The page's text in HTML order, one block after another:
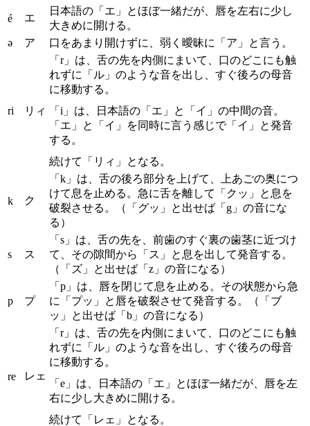
é エ
日本語の「エ」とほぼ一緒だが、唇を左右に少し
大きめに開ける。
ə
ア 口をあまり開けずに、弱く曖昧に「ア」と言う。
ri リィ
「r」は、舌の先を内側にまいて、口のどこにも触
れずに「ル」のような音を出し、すぐ後ろの母音
に移動する。
「i」は、日本語の「エ」と「イ」の中間の音。
「エ」と「イ」を同時に言う感じで「イ」と発音
する。
続けて「リィ」となる。
k ク
「k」は、舌の後ろ部分を上げて、上あごの奥につ
けて息を止める。急に舌を離して「クッ」と息を
破裂させる。（「グッ」と出せば「g」の音にな
る）
s ス
「s」は、舌の先を、前歯のすぐ裏の歯茎に近づけ
て、その隙間から「ス」と息を出して発音する。
（「ズ」と出せば「z」の音になる）
p プ
「p」は、唇を閉じて息を止める。その状態から急
に「プッ」と唇を破裂させて発音する。（「ブ
ッ」と出せば「b」の音になる）
re レェ
「r」は、舌の先を内側にまいて、口のどこにも触
れずに「ル」のような音を出し、すぐ後ろの母音
に移動する。
「e」は、日本語の「エ」とほぼ一緒だが、唇を左
右に少し大きめに開ける。
続けて「レェ」となる。